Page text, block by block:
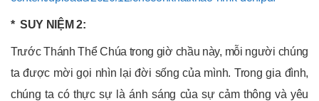
* SUY NIỆM 2:
Trước Thánh Thể Chúa trong giờ chầu này, mỗi người chúng
ta được mời gọi nhìn lại đời sống của mình. Trong gia đình,
chúng ta có thực sự là ánh sáng của sự cảm thông và yêu